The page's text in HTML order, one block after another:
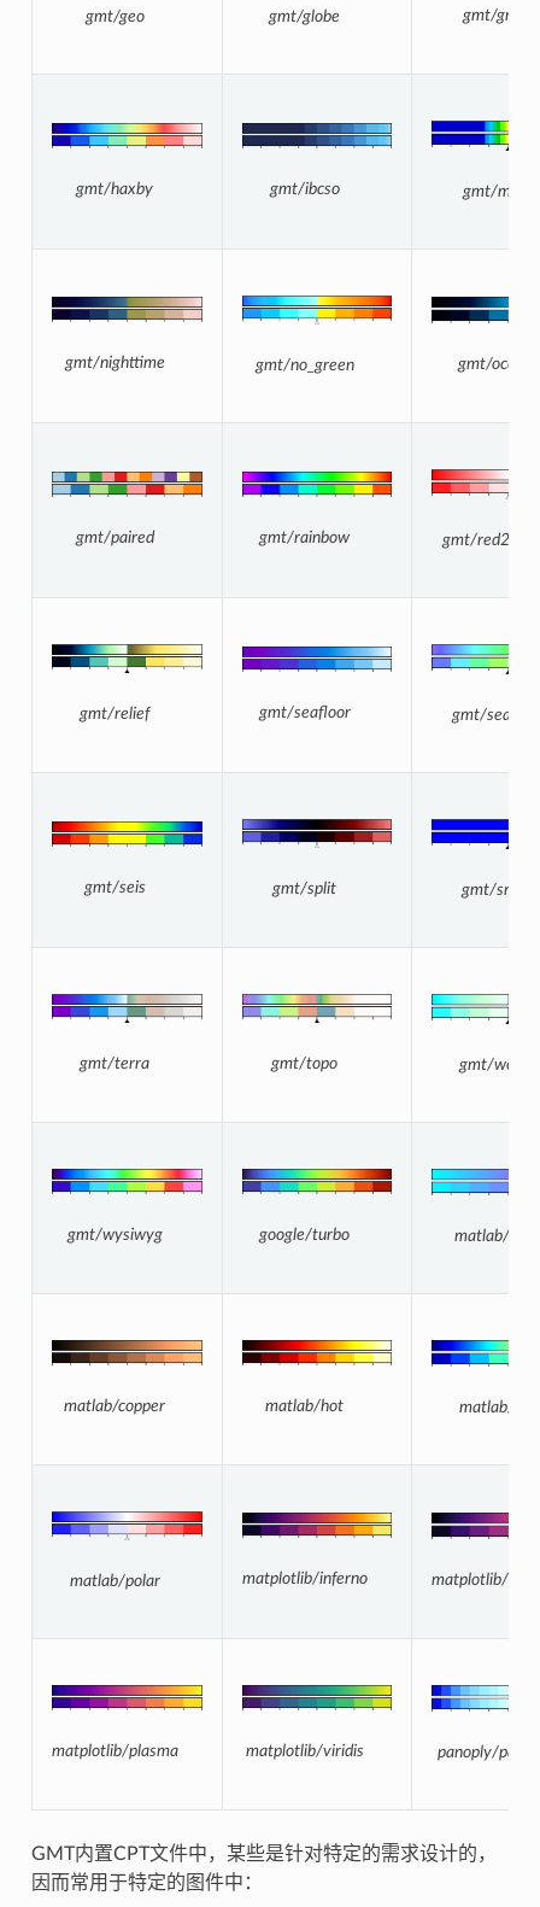
gmt/geo gmt/globe gmt/gray
gmt/haxby gmt/ibcso gmt/mag
gmt/nighttime gmt/no_green gmt/ocean
gmt/paired gmt/rainbow gmt/
gmt/relief gmt/seafloor gmt/sealand
gmt/seis gmt/split gmt/srtm
gmt/terra gmt/topo gmt/world
gmt/wysiwyg google/turbo matlab/cool
matlab/copper matlab/hot matlab/jet
matlab/polar matplotlib/inferno matplotlib/
matplotlib/plasma matplotlib/viridis panoply/
GMT内置CPT文件中，某些是针对特定的需求设计的，
因而常用于特定的图件中：